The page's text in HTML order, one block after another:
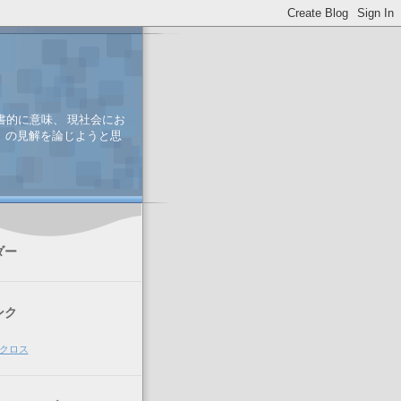
的に意味、 現社会にお
の見解を論じようと思
ー
ク
ロス